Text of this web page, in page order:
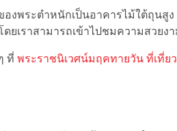
พระตำหนักเป็นอาคารไม้ใต้ถุนสูง
ดยเราสามารถเข้าไปชมความสวยง
ที่ พระราชนิเวศน์มฤคทายวัน ที่เที่ย